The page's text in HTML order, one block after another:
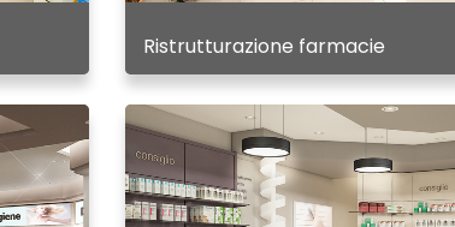
Ristrutturazione farmacie